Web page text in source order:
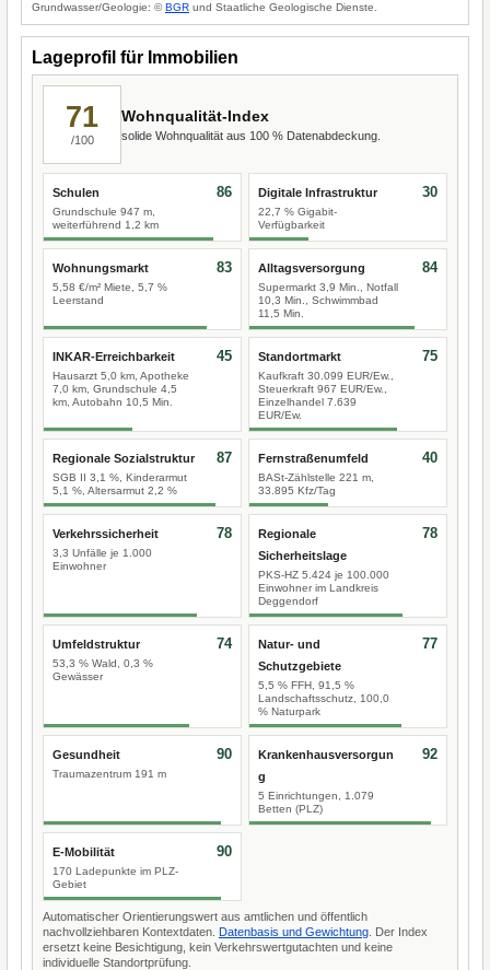
Grundwasser/Geologie: ©BGR und Staatliche Geologische Dienste.
Lageprofil für Immobilien
71
/100
Wohnqualität-Index
solide Wohnqualität aus 100 % Datenabdeckung.
Schulen
Grundschule 947 m,
weiterführend 1,2 km
86 Digitale Infrastruktur
22,7 % Gigabit-
Verfügbarkeit
30
Wohnungsmarkt
5,58 €/m² Miete, 5,7 %
Leerstand
83 Alltagsversorgung
Supermarkt 3,9 Min., Notfall
10,3 Min., Schwimmbad
11,5 Min.
84
INKAR-Erreichbarkeit
Hausarzt 5,0 km, Apotheke
7,0 km, Grundschule 4,5
km, Autobahn 10,5 Min.
45 Standortmarkt
Kaufkraft 30.099 EUR/Ew.,
Steuerkraft 967 EUR/Ew.,
Einzelhandel 7.639
EUR/Ew.
75
Regionale Sozialstruktur
SGB II 3,1 %, Kinderarmut
5,1 %, Altersarmut 2,2 %
87 Fernstraßenumfeld
BASt-Zählstelle 221 m,
33.895 Kfz/Tag
40
Verkehrssicherheit
3,3 Unfälle je 1.000
Einwohner
78
Regionale
Sicherheitslage
PKS-HZ 5.424 je 100.000
Einwohner im Landkreis
Deggendorf
78
Umfeldstruktur
53,3 % Wald, 0,3 %
Gewässer
74
Natur- und
Schutzgebiete
5,5 % FFH, 91,5 %
Landschaftsschutz, 100,0
% Naturpark
77
Gesundheit
Traumazentrum 191 m
90
Krankenhausversorgun
g
5 Einrichtungen, 1.079
Betten (PLZ)
92
E-Mobilität
170 Ladepunkte im PLZ-
Gebiet
90
Automatischer Orientierungswert aus amtlichen und öffentlich
nachvollziehbaren Kontextdaten. Datenbasis und Gewichtung . Der Index
ersetzt keine Besichtigung, kein Verkehrswertgutachten und keine
individuelle Standortprüfung.